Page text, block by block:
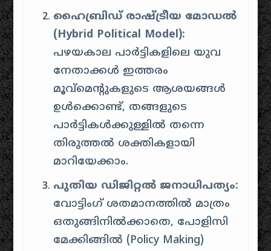
ഹൈബ്രിഡ് രാഷ്ട്രീയ മോഡൽ
(Hybrid Political Model):
പഴയകാല പാർട്ടികളിലെ യുവ
നേതാക്കൾ ഇത്തരം
മൂവ്മെന്റുകളുടെ ആശയങ്ങൾ
ഉൾക്കൊണ്ട്, തങ്ങളുടെ
പാർട്ടികൾക്കുള്ളിൽ തന്നെ
തിരുത്തൽ ശക്തികളായി
മാറിയേക്കാം.
പുതിയ ഡിജിറ്റൽ ജനാധിപത്യം:
വോട്ടിംഗ് ശതമാനത്തിൽ മാത്രം
ഒതുങ്ങിനിൽക്കാതെ, പോളിസി
മേക്കിങ്ങിൽ (Policy Making)